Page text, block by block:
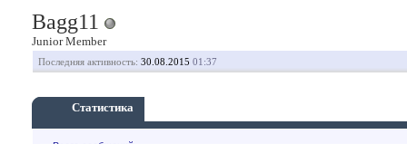
Bagg11
Junior Member
Последняя активность: 30.08.2015 01:37
Статистика